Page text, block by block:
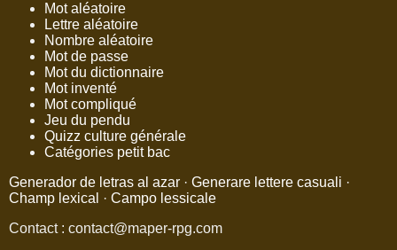
Mot aléatoire
Lettre aléatoire
Nombre aléatoire
Mot de passe
Mot du dictionnaire
Mot inventé
Mot compliqué
Jeu du pendu
Quizz culture générale
Catégories petit bac
Generador de letras al azar · Generare lettere casuali ·
Champ lexical
· Campo lessicale
Contact : contact@maper-rpg.com